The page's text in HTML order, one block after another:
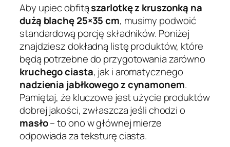
Aby upiec obfitąszarlotkę z kruszonką na
dużą blachę 25×35 cm, musimy podwoić
standardową porcję składników. Poniżej
znajdziesz dokładną listę produktów, które
będą potrzebne do przygotowania zarówno
kruchego ciasta, jak i aromatycznego
nadzienia jabłkowego z cynamonem.
Pamiętaj, że kluczowe jest użycie produktów
dobrej jakości, zwłaszcza jeśli chodzi o
masło– to ono w głównej mierze
odpowiada za teksturę ciasta.